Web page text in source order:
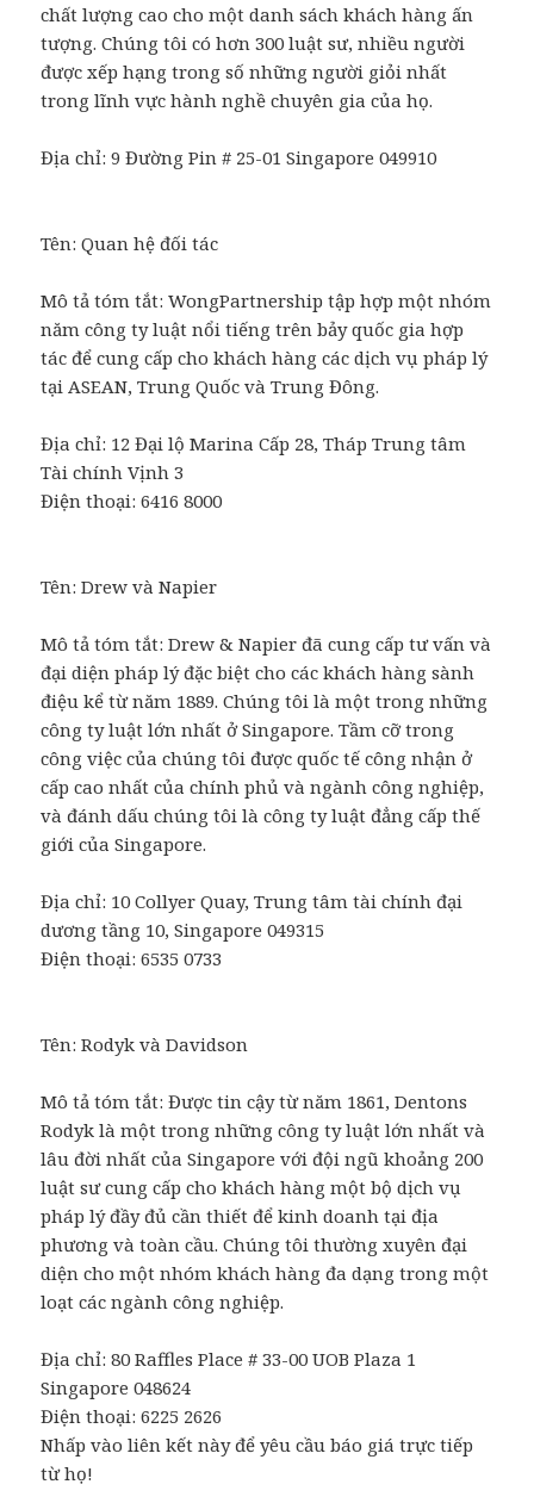
chất lượng cao cho một danh sách khách hàng ấn
tượng. Chúng tôi có hơn 300 luật sư, nhiều người
được xếp hạng trong số những người giỏi nhất
trong lĩnh vực hành nghề chuyên gia của họ.
Địa chỉ:9 Đường Pin # 25-01Singapore049910
Tên:Quan hệ đối tác
Mô tả tóm tắt: WongPartnership tập hợp một nhóm
năm công ty luật nổi tiếng trên bảy quốc gia hợp
tác để cung cấp cho khách hàng các dịch vụ pháp lý
tại ASEAN, Trung Quốc và Trung Đông.
Địa chỉ: 12 Đại lộ Marina Cấp 28, Tháp Trung tâm
Tài chính Vịnh 3
Điện thoại: 6416 8000
Tên: Drew và Napier
Mô tả tóm tắt: Drew & Napier đã cung cấp tư vấn và
đại diện pháp lý đặc biệt cho các khách hàng sành
điệu kể từ năm 1889. Chúng tôi là một trong những
công ty luật lớn nhất ở Singapore. Tầm cỡ trong
công việc của chúng tôi được quốc tế công nhận ở
cấp cao nhất của chính phủ và ngành công nghiệp,
và đánh dấu chúng tôi là công ty luật đẳng cấp thế
giới của Singapore.
Địa chỉ: 10 Collyer Quay, Trung tâm tài chính đại
dương tầng 10,Singapore049315
Điện thoại: 6535 0733
Tên:Rodyk và Davidson
Mô tả tóm tắt: Được tin cậy từ năm 1861, Dentons
Rodyk là một trong những công ty luật lớn nhất và
lâu đời nhất của Singapore với đội ngũ khoảng 200
luật sư cung cấp cho khách hàng một bộ dịch vụ
pháp lý đầy đủ cần thiết để kinh doanh tại địa
phương và toàn cầu. Chúng tôi thường xuyên đại
diện cho một nhóm khách hàng đa dạng trong một
loạt các ngành công nghiệp.
Địa chỉ:80 Raffles Place # 33-00 UOB Plaza 1
Singapore048624
Điện thoại: 6225 2626
Nhấp vào liên kết này để yêu cầu báo giá trực tiếp
từ họ!